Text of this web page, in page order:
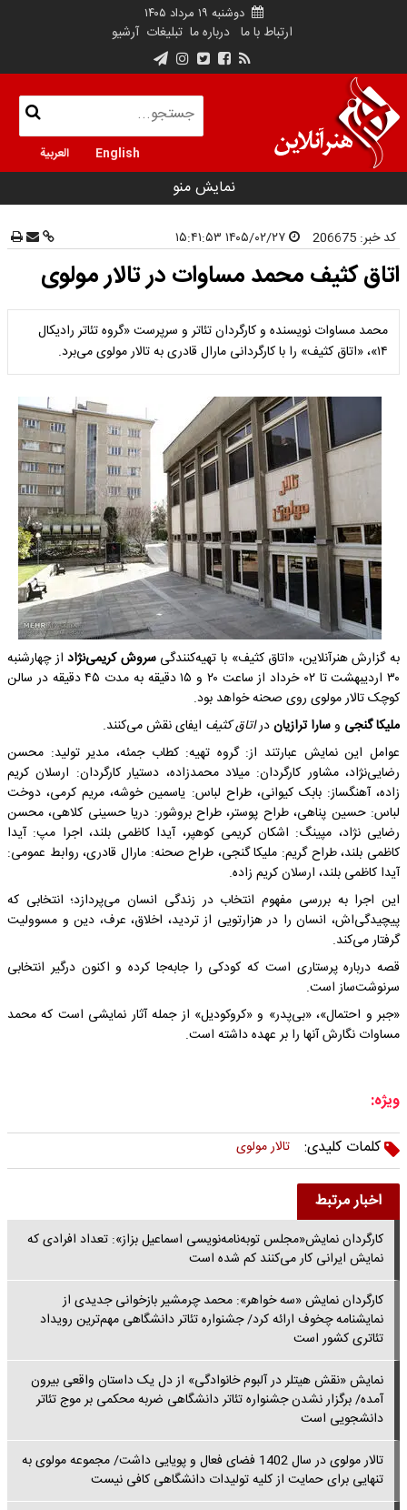
دوشنبه ۱۹ مرداد ۱۴۰۵
ارتباط با ما درباره ما تبلیغات آرشیو
English العربية
نمایش منو
کد خبر: 206675
اتاق کثیف محمد مساوات در تالار مولوی
محمد مساوات نویسنده و کارگردان تئاتر و سرپرست «گروه تئاتر رادیکال
۱۴»، «اتاق کثیف» را با کارگردانی مارال قادری به تالار مولوی می‌برد.
به گزارش هنرآنلاین، «اتاق کثیف» با تهیه‌کنندگیسروش کریمی‌نژاداز چهارشنبه
۳۰ اردیبهشت تا ۰۲ خرداد از ساعت ۲۰ و ۱۵ دقیقه به مدت ۴۵ دقیقه در سالن
کوچک تالار مولوی روی صحنه خواهد بود.
ملیکا ‌گنجی وسارا ‌ترازیاندراتاق کثیف ایفای نقش می‌کنند.
عوامل این نمایش عبارتند از: گروه تهیه: کطاب جمئه، مدیر تولید: محسن
‌رضایی‌نژاد، مشاور کارگردان: میلاد ‌محمدزاده، دستیار کارگردان: ارسلان ‌کریم
‌زاده، آهنگساز: بابک ‌کیوانی، طراح لباس: یاسمین ‌خوشه، مریم کرمی، دوخت
لباس: حسین پناهی، طراح پوستر، طراح بروشور: دریا حسینی کلاهی، محسن
‌رضایی ‌نژاد، مپینگ: اشکان کریمی کوهپر، آیدا کاظمی بلند، اجرا مپ: آیدا
کاظمی بلند، طراح گریم: ملیکا ‌گنجی، طراح صحنه: مارال ‌قادری، روابط عمومی:
آیدا کاظمی بلند، ارسلان ‌کریم ‌زاده.
این اجرا به بررسی مفهوم انتخاب در زندگی انسان می‌پردازد؛ انتخابی که
پیچیدگی‌اش، انسان را در هزارتویی از تردید، اخلاق، عرف، دین و مسوولیت
گرفتار می‌کند.
قصه درباره‌ پرستاری است که کودکی را جابه‌جا کرده و اکنون درگیر انتخابی
سرنوشت‌ساز است.
«جبر و احتمال»، «بی‌پدر» و «کروکودیل» از جمله آثار نمایشی است که محمد
مساوات نگارش آنها را بر عهده داشته است.
ویژه:
کلمات کلیدی:
تالار مولوی
اخبار مرتبط
کارگردان نمایش«مجلس توبه‌نامه‌نویسی اسماعیل بزاز»: تعداد افرادی که
نمایش ایرانی کار می‌کنند کم شده است
کارگردان نمایش «سه خواهر»: محمد چرمشیر بازخوانی جدیدی از
نمایشنامه چخوف ارائه کرد/ جشنواره تئاتر دانشگاهی مهم‌ترین رویداد
تئاتری کشور است
نمایش «نقش هیتلر در آلبوم خانوادگی» از دل یک داستان واقعی بیرون
آمده/ برگزار نشدن جشنواره تئاتر دانشگاهی ضربه محکمی بر موج تئاتر
دانشجویی است
تالار مولوی در سال 1402 فضای فعال و پویایی داشت/ مجموعه مولوی به
تنهایی برای حمایت از کلیه تولیدات دانشگاهی کافی نیست